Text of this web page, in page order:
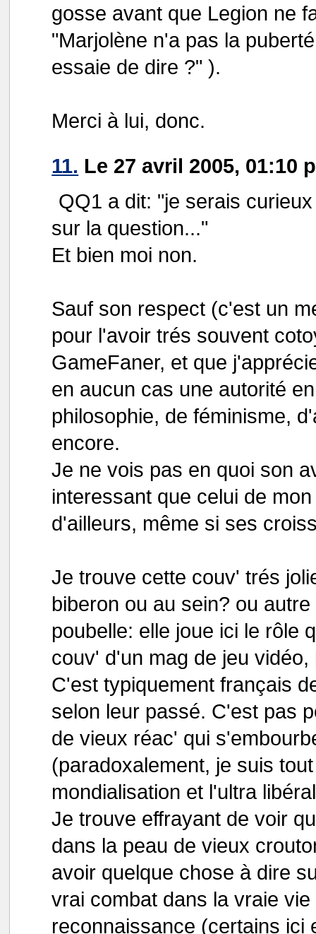
gosse avant que Legion ne
"Marjolène n'a pas la
essaie de dire ?" ).
Merci à lui, donc.
11. Le 27 avril 2005, 01:10
QQ1 a dit: "je serais
sur la question..."
Et bien moi non.
Sauf son respect (c'est un
pour l'avoir trés souvent
GameFaner, et que
en aucun cas une autorité
philosophie, de féminisme,
encore.
Je ne vois pas en quoi son
interessant que celui de
d'ailleurs, même si ses
Je trouve cette couv' trés
biberon ou au sein? ou
poubelle: elle joue ici le rôle
couv' d'un mag de jeu vidéo,
C'est typiquement français
selon leur passé. C'est pas
de vieux réac' qui
(paradoxalement, je suis
mondialisation et l'ultra
Je trouve effrayant de voir
dans la peau de vieux
avoir quelque chose à dire
vrai combat dans la vraie
reconnaissance (certains ici